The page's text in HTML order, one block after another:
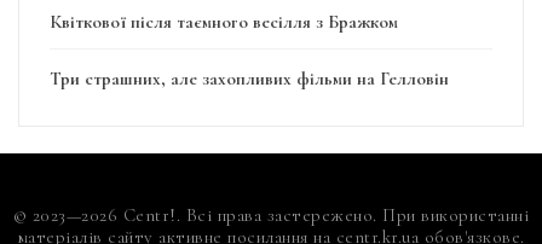
Квіткової після таємного весілля з Бражком
Три страшних, але захопливих фільми на Гелловін
© 2023—2026 Centr!. Всі права застережено. При використанні
матеріалів сайту активне посилання на centr.kr.ua обов'язкове.